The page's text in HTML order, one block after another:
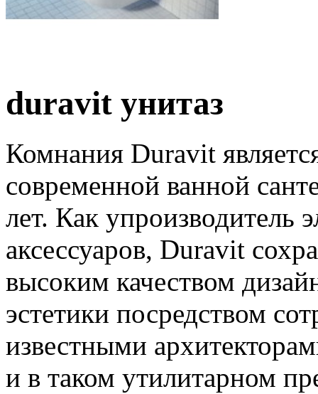
duravit унитаз
Комнания Duravit
современной ванной
лет. Как упроизводитель
аксессуаров, Duravit
высоким качеством
эстетики посредством
известными
и в таком утилитарном